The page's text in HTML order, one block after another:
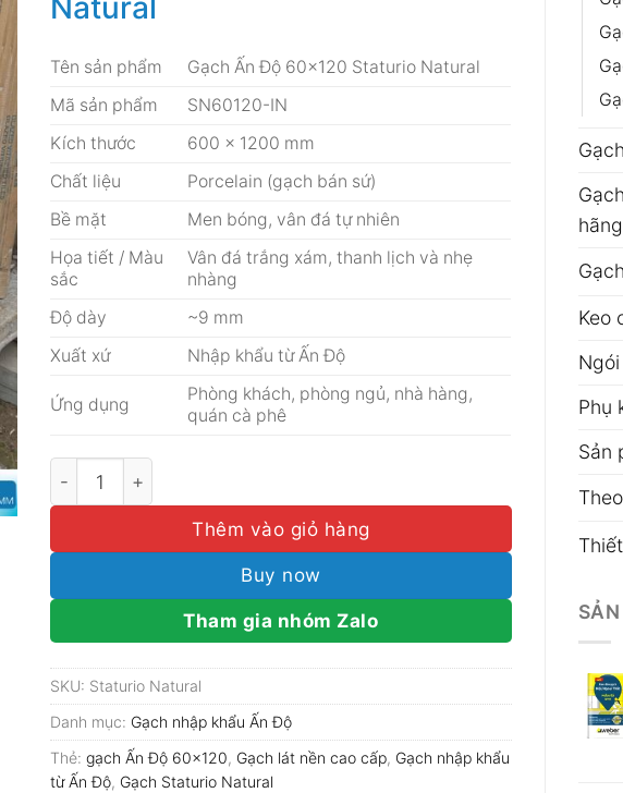
hãng
Keo
Phụ
Sản
Natural
Tên sản phẩm
Gạch Ấn Độ 60×120 Staturio Natural
Mã sản phẩm
SN60120-IN
Kích thước
600 × 1200 mm
Chất liệu
Porcelain (gạch bán sứ)
Bề mặt
Men bóng, vân đá tự nhiên
Họa tiết / Màu
sắc
Vân đá trắng xám, thanh lịch và nhẹ
nhàng
Độ dày
~9 mm
Xuất xứ
Nhập khẩu từ Ấn Độ
Ứng dụng
Phòng khách, phòng ngủ, nhà hàng,
quán cà phê
Gạch Ấn Độ 60x120 Staturio Natural số lượng
Thêm vào giỏ hàng
Buy now
Tham gia nhóm Zalo
SKU: Staturio Natural
Danh mục: Gạch nhập khẩu Ấn Độ
Thẻ:gạch Ấn Độ 60x120, Gạch lát nền cao cấp, Gạch nhập khẩu
từ Ấn Độ, Gạch Staturio Natural